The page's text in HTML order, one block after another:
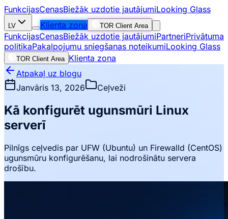
FunkcijasCenasBiežāk uzdotie jautājumiLooking Glass
LV Klienta zona TOR Client Area
FunkcijasCenasBiežāk uzdotie jautājumiPartneriPrivātuma
politikaPakalpojumu sniegšanas noteikumiLooking Glass
TOR Client Area Klienta zona
Atpakaļ uz blogu
Janvāris 13, 2026
Ceļveži
Kā konfigurēt ugunsmūri Linux
serverī
Pilnīgs ceļvedis par UFW (Ubuntu) un Firewalld (CentOS)
ugunsmūru konfigurēšanu, lai nodrošinātu servera
drošību.